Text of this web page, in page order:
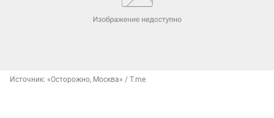
Источник: «Осторожно, Москва» / T.me